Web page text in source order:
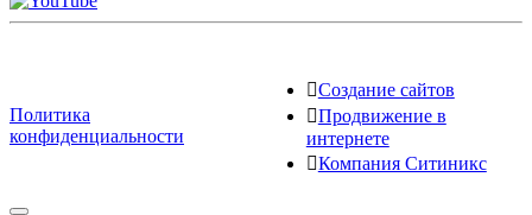
Политика
конфиденциальности
Создание сайтов
Продвижение в
интернете
Компания Ситиникс